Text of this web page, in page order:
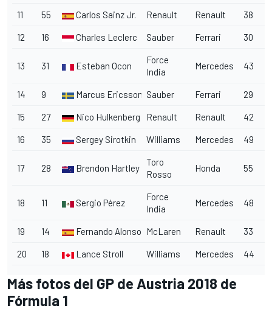
11 55 Carlos Sainz Jr. Renault Renault 38
12 16 Charles Leclerc Sauber Ferrari 30
13 31 Esteban Ocon
Force
India
Mercedes 43
14 9 Marcus Ericsson Sauber Ferrari 29
15 27 Nico Hulkenberg Renault Renault 42
16 35 Sergey Sirotkin Williams Mercedes 49
17 28 Brendon Hartley
Toro
Rosso
Honda 55
18 11 Sergio Pérez
Force
India
Mercedes 48
19 14 Fernando Alonso McLaren Renault 33
20 18 Lance Stroll Williams Mercedes 44
Más fotos del GP de Austria 2018 de
Fórmula 1